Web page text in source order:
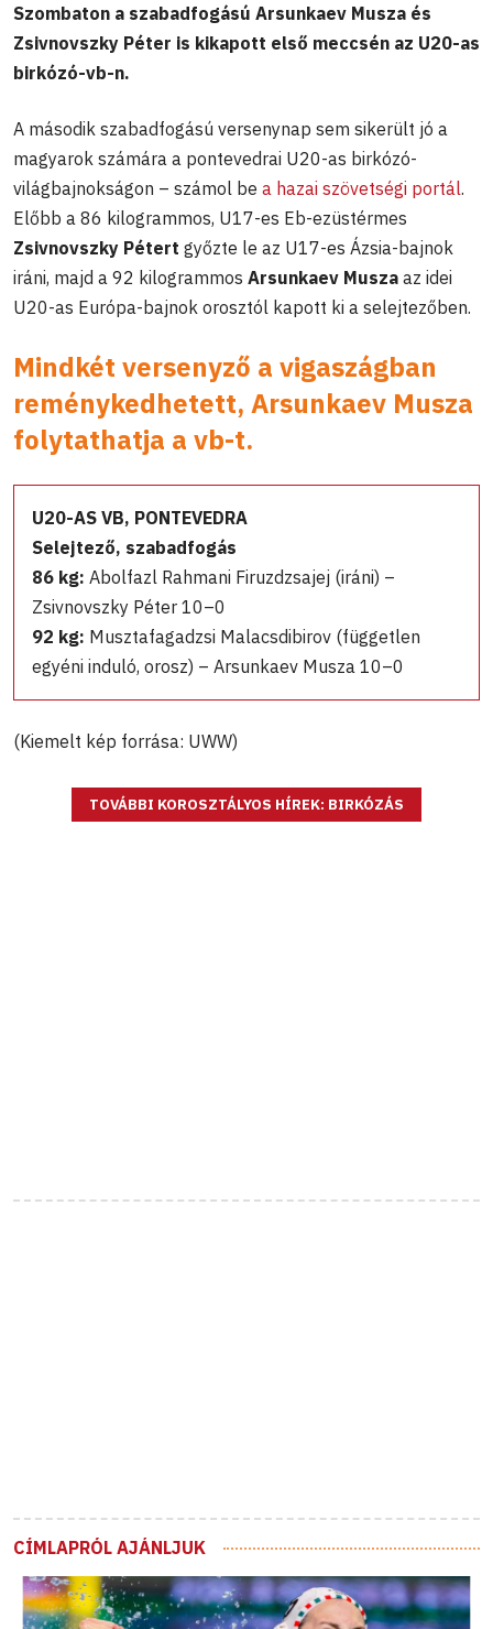
Szombaton a szabadfogású Arsunkaev Musza és
Zsivnovszky Péter is kikapott első meccsén az U20-as
birkózó-vb-n.
A második szabadfogású versenynap sem sikerült jó a
magyarok számára a pontevedrai U20-as birkózó-
világbajnokságon – számol be a hazai szövetségi portál.
Előbb a 86 kilogrammos, U17-es Eb-ezüstérmes
Zsivnovszky Pétert győzte le az U17-es Ázsia-bajnok
iráni, majd a 92 kilogrammos Arsunkaev Musza az idei
U20-as Európa-bajnok orosztól kapott ki a selejtezőben.
Mindkét versenyző a vigaszágban
reménykedhetett, Arsunkaev Musza
folytathatja a vb-t.
U20-AS VB, PONTEVEDRA
Selejtező, szabadfogás
86 kg: Abolfazl Rahmani Firuzdzsajej (iráni) –
Zsivnovszky Péter 10–0
92 kg: Musztafagadzsi Malacsdibirov (független
egyéni induló, orosz) – Arsunkaev Musza 10–0
(Kiemelt kép forrása: UWW)
TOVÁBBI KOROSZTÁLYOS HÍREK: BIRKÓZÁS
CÍMLAPRÓL AJÁNLJUK